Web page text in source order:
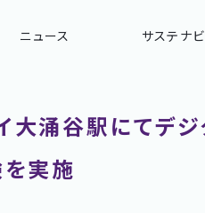
ニュース サステナ
涌谷駅にてデジ
を実施